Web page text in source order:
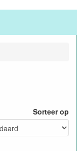
Sorteer op